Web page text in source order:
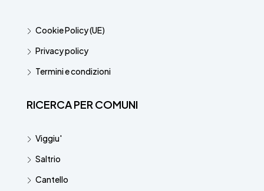
Cookie Policy (UE)
Privacy policy
Termini e condizioni
RICERCA PER COMUNI
Viggiu'
Saltrio
Cantello